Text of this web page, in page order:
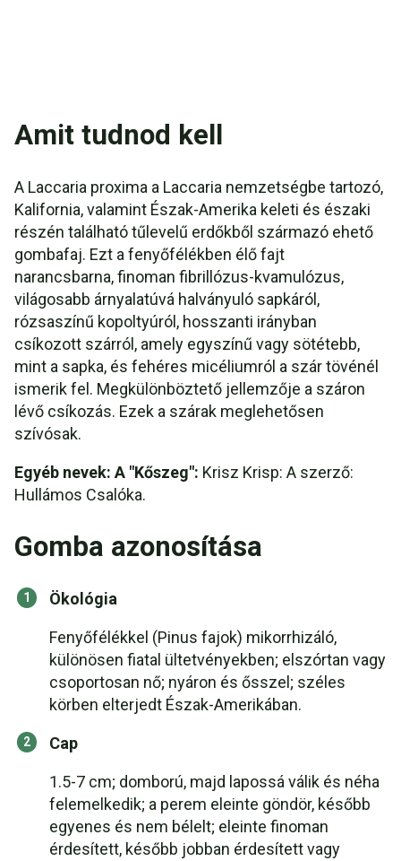
Amit tudnod kell
A Laccaria proxima a Laccaria nemzetségbe tartozó,
Kalifornia, valamint Észak-Amerika keleti és északi
részén található tűlevelű erdőkből származó ehető
gombafaj. Ezt a fenyőfélékben élő fajt
narancsbarna, finoman fibrillózus-kvamulózus,
világosabb árnyalatúvá halványuló sapkáról,
rózsaszínű kopoltyúról, hosszanti irányban
csíkozott szárról, amely egyszínű vagy sötétebb,
mint a sapka, és fehéres micéliumról a szár tövénél
ismerik fel. Megkülönböztető jellemzője a száron
lévő csíkozás. Ezek a szárak meglehetősen
szívósak.
Egyéb nevek: A "Kőszeg": Krisz Krisp: A szerző:
Hullámos Csalóka.
Gomba azonosítása
Ökológia
Fenyőfélékkel (Pinus fajok) mikorrhizáló,
különösen fiatal ültetvényekben; elszórtan vagy
csoportosan nő; nyáron és ősszel; széles
körben elterjedt Észak-Amerikában.
Cap
1.5-7 cm; domború, majd lapossá válik és néha
felemelkedik; a perem eleinte göndör, később
egyenes és nem bélelt; eleinte finoman
érdesített, később jobban érdesített vagy